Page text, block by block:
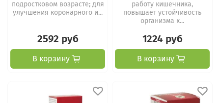
подростковом возрасте; для
улучшения коронарного и...
2592 руб
В корзину
работу кишечника,
повышает устойчивость
организма к...
1224 руб
В корзину